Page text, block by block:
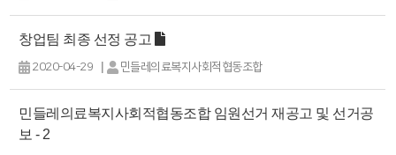
창업팀 최종 선정 공고
2020-04-29 | 민들레의료복지사회적협동조합
민들레의료복지사회적협동조합 임원선거 재공고 및 선거공
보 - 2